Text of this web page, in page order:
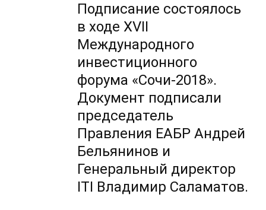
Подписание состоялось
в ходе XVII
Международного
инвестиционного
форума «Сочи-2018».
Документ подписали
председатель
Правления ЕАБР Андрей
Бельянинов и
Генеральный директор
ITI Владимир Саламатов.